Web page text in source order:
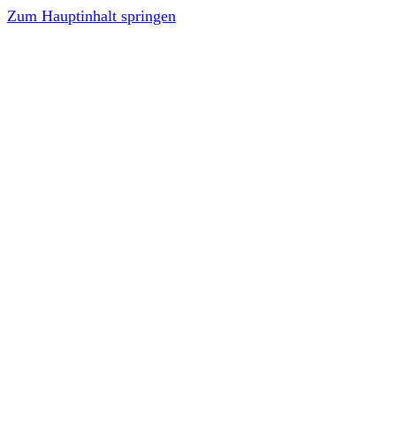
Zum Hauptinhalt springen